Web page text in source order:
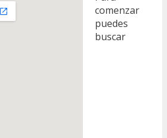
comenzar
puedes
buscar